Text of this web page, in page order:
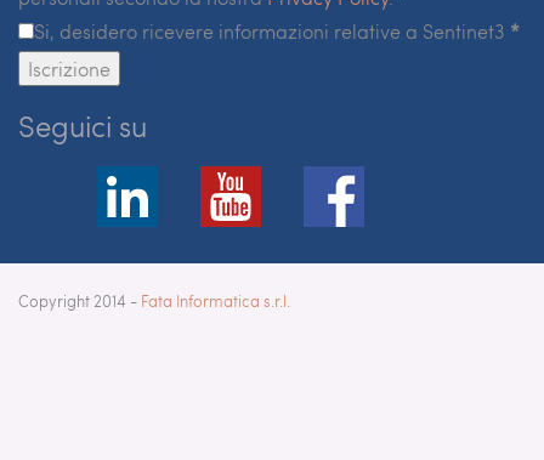
Si, desidero ricevere informazioni relative a Sentinet3 *
Iscrizione
Seguici su
Copyright 2014 - Fata Informatica s.r.l.